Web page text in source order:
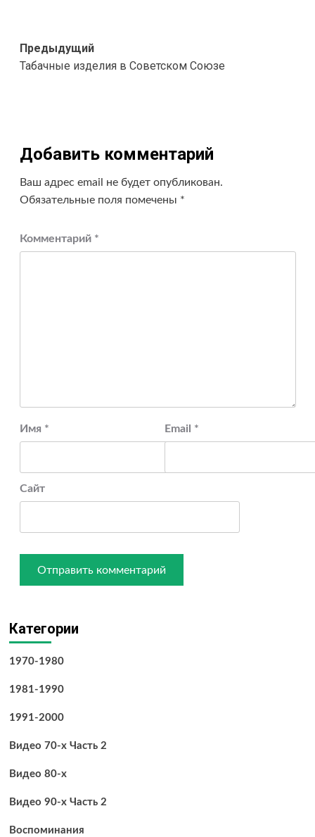
Навигация
записи
Предыдущий
Табачные изделия в Советском Союзе
Добавить комментарий
Ваш адрес email не будет опубликован.
Обязательные поля помечены *
Комментарий *
Имя * Email *
Сайт
Категории
1970-1980
1981-1990
1991-2000
Видео 70-х Часть 2
Видео 80-х
Видео 90-х Часть 2
Воспоминания